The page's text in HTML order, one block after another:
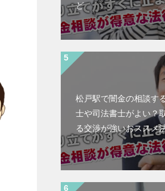
ど
松戸駅で闇金の相談す
士や司法書士がよい？
る交渉が強いおススメ